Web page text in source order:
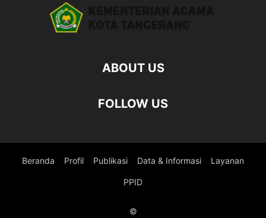
ABOUT US
FOLLOW US
Beranda Profil Publikasi Data & Informasi Layanan
PPID
©